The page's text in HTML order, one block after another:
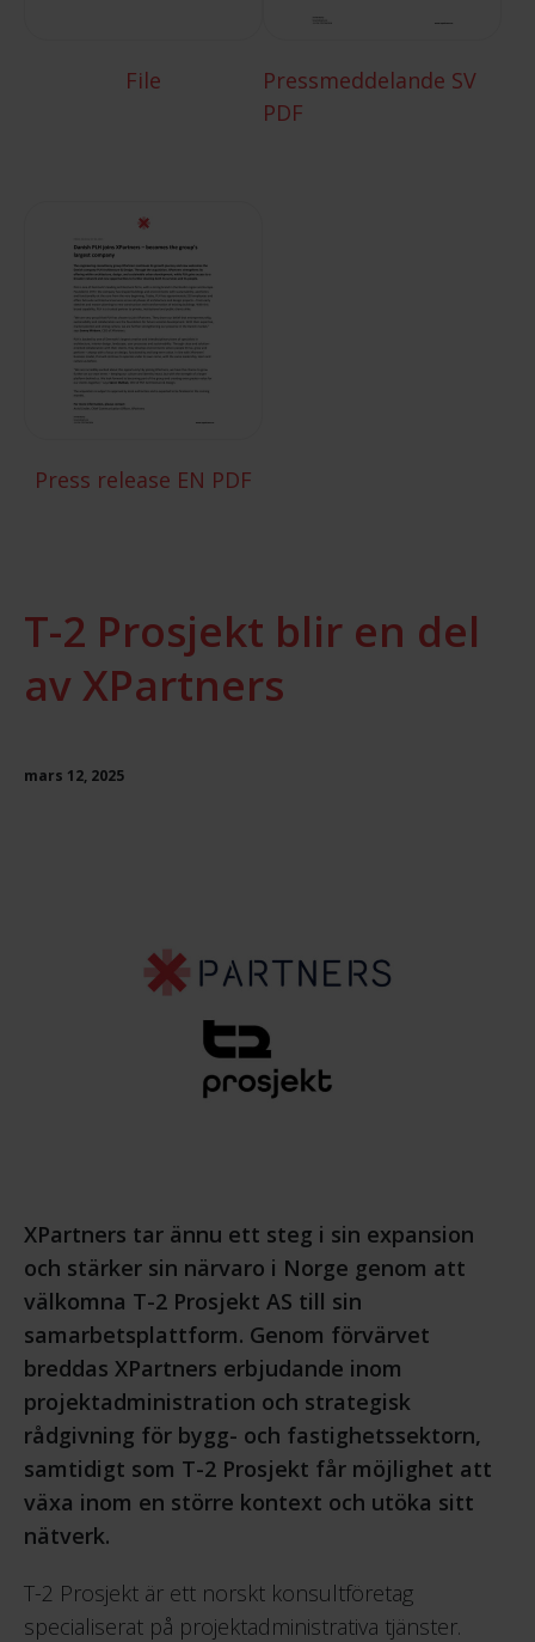
File
Pressmeddelande SV
PDF
Press release EN PDF
T-2 Prosjekt blir en del
av XPartners
mars 12, 2025
XPartners tar ännu ett steg i sin expansion
och stärker sin närvaro i Norge genom att
välkomna T-2 Prosjekt AS till sin
samarbetsplattform. Genom förvärvet
breddas XPartners erbjudande inom
projektadministration och strategisk
rådgivning för bygg- och fastighetssektorn,
samtidigt som T-2 Prosjekt får möjlighet att
växa inom en större kontext och utöka sitt
nätverk.
T-2 Prosjekt är ett norskt konsultföretag
specialiserat på projektadministrativa tjänster.